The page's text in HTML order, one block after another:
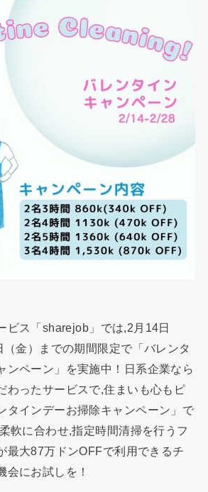
ビス「sharejob」では,2月14日
（金）までの期間限定で「バレンタ
ンペーン」を実施中！日系企業なら
わったサービスで,住まいも心もピ
タインデーお掃除キャンペーン」で
軟に合わせ,指定時間清掃を行うフ
最大87万ドンOFFで利用できるチ
会にお試しを！